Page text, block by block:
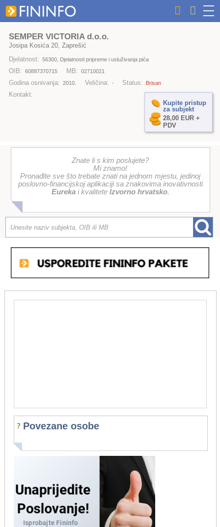
SEMPER VICTORIA d.o.o.
Josipa Kosića 20, Zaprešić
Djelatnost: 56300, Djelatnosti pripreme i usluživanja pića
OIB: 60887370715 MB: 02710021
Godina osnivanja: 2010. Veličina: - Status: Brisan
Kontakt:
Kupite pristup
za subjekt
28,00 EUR +
PDV
Znate li s kim poslujete?
Mi znamo!
Pronađite sve što trebate znati na jednom mjestu, jedinoj
poslovno-financijskoj aplikaciji sa znakovima inovativnosti
Eurekai kvalitete Izvorno hrvatsko.
Povezane osobe